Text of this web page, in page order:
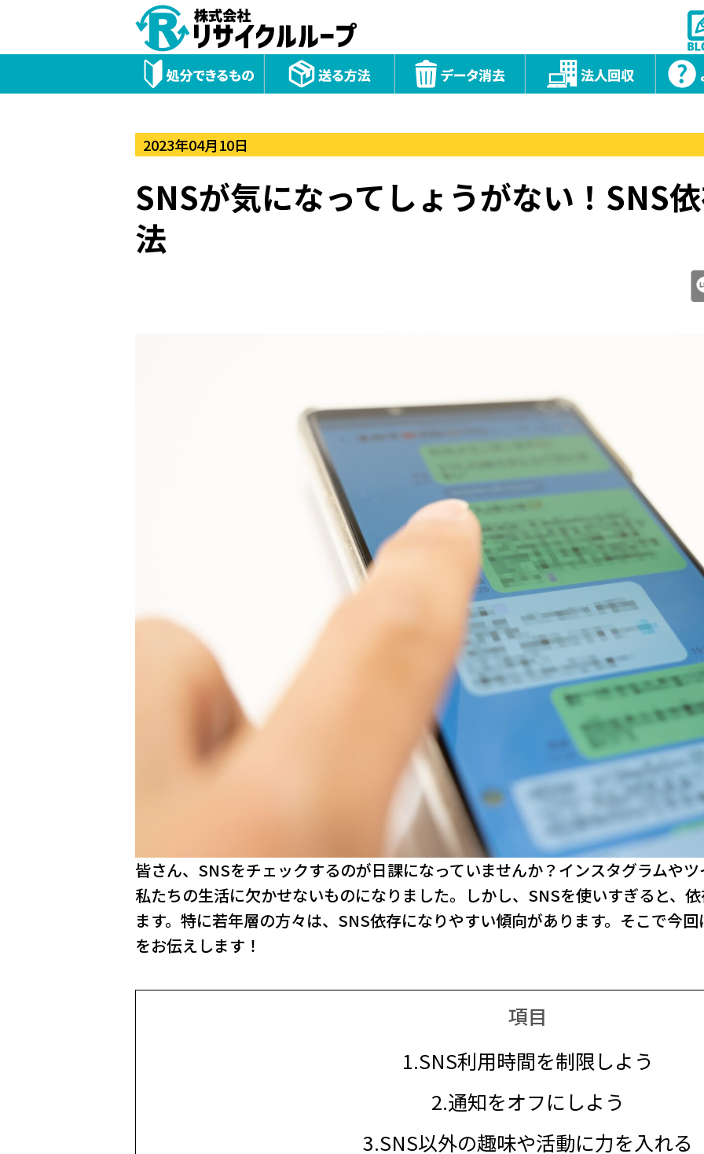
2023年04月10日
SNSが気になってしょうがない！SNS
法
皆さん、SNSをチェックするのが日課になっていませんか？インスタグラムや
私たちの生活に欠かせないものになりました。しかし、SNSを使いすぎると、
ます。特に若年層の方々は、SNS依存になりやすい傾向があります。そこで今
をお伝えします！
項目
1.SNS利用時間を制限しよう
2.通知をオフにしよう
3.SNS以外の趣味や活動に力を入れる